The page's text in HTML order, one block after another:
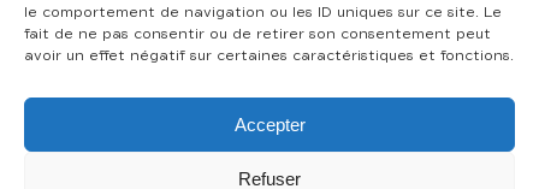
le comportement de navigation ou les ID uniques sur ce site. Le
fait de ne pas consentir ou de retirer son consentement peut
avoir un effet négatif sur certaines caractéristiques et fonctions.
Accepter
Refuser
+